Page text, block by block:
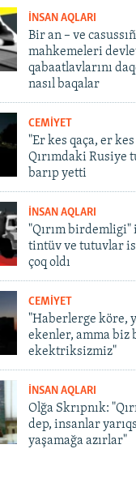
İNSAN AQLARI
Bir an – ve
mahkemeleri
qabaatlavlarını
nasıl baqalar
CEMİYET
"Er kes qaça, er
Qırımdaki Rusiye
barıp yetti
İNSAN AQLARI
"Qırım birdemligi"
tintüv ve tutuvlar
çoq oldı
CEMİYET
"Haberlerge köre,
ekenler, amma biz
ekektriksizmiz"
İNSAN AQLARI
Olğa Skrıpnık:
dep, insanlar
yaşamağa azırlar"